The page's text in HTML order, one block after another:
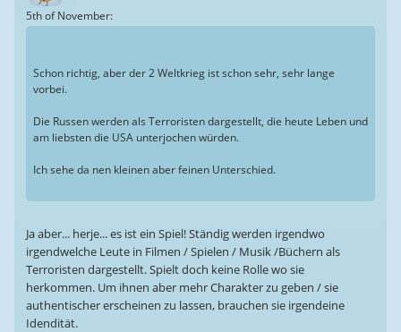
5th of November:
Schon richtig, aber der 2 Weltkrieg ist schon sehr, sehr lange
vorbei.
Die Russen werden als Terroristen dargestellt, die heute Leben und
am liebsten die USA unterjochen würden.
Ich sehe da nen kleinen aber feinen Unterschied.
Ja aber... herje... es ist ein Spiel! Ständig werden irgendwo
irgendwelche Leute in Filmen / Spielen / Musik /Büchern als
Terroristen dargestellt. Spielt doch keine Rolle wo sie
herkommen. Um ihnen aber mehr Charakter zu geben / sie
authentischer erscheinen zu lassen, brauchen sie irgendeine
Idendität.